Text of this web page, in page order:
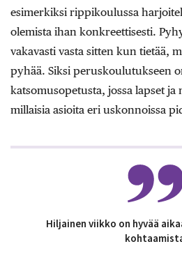
esimerkiksi rippikoulussa
olemista ihan konkreettisesti.
vakavasti vasta sitten kun tietää,
pyhää. Siksi peruskoulutukseen
katsomusopetusta, jossa lapset ja
millaisia asioita eri uskonnoissa
Hiljainen viikko on hyvää